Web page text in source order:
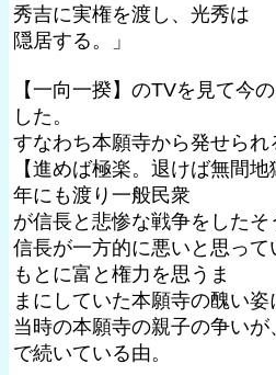
秀吉に実権を渡し、光秀は
隠居する。」
【一向一揆】のTVを見て今
した。
すなわち本願寺から発せられ
【進めば極楽。退けば無間
年にも渡り一般民衆
が信長と悲惨な戦争をしたそ
信長が一方的に悪いと思っ
もとに富と権力を思うま
まにしていた本願寺の醜い姿
当時の本願寺の親子の争い
で続いている由。